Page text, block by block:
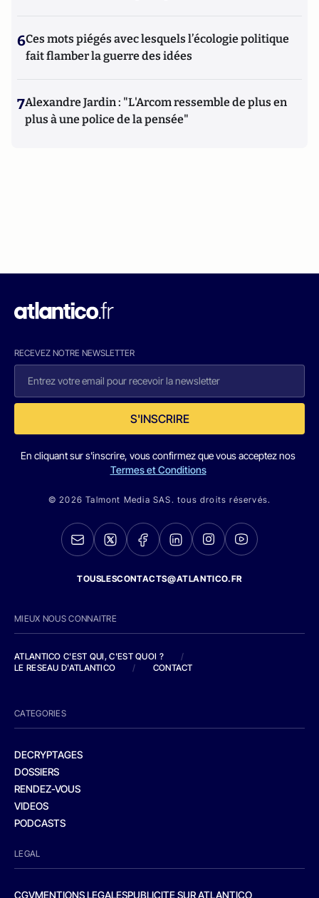
6Ces mots piégés avec lesquels l’écologie politique
fait flamber la guerre des idées
7Alexandre Jardin : "L'Arcom ressemble de plus en
plus à une police de la pensée"
RECEVEZ NOTRE NEWSLETTER
S'INSCRIRE
En cliquant sur s'inscrire, vous confirmez que vous acceptez nos
Termes et Conditions
© 2026 Talmont Media SAS. tous droits réservés.
TOUSLESCONTACTS@ATLANTICO.FR
MIEUX NOUS CONNAITRE
ATLANTICO C'EST QUI, C'EST QUOI ?
/
LE RESEAU D'ATLANTICO
/ CONTACT
CATEGORIES
DECRYPTAGES
DOSSIERS
RENDEZ-VOUS
VIDEOS
PODCASTS
LEGAL
CGVMENTIONS LEGALESPUBLICITE SUR ATLANTICO